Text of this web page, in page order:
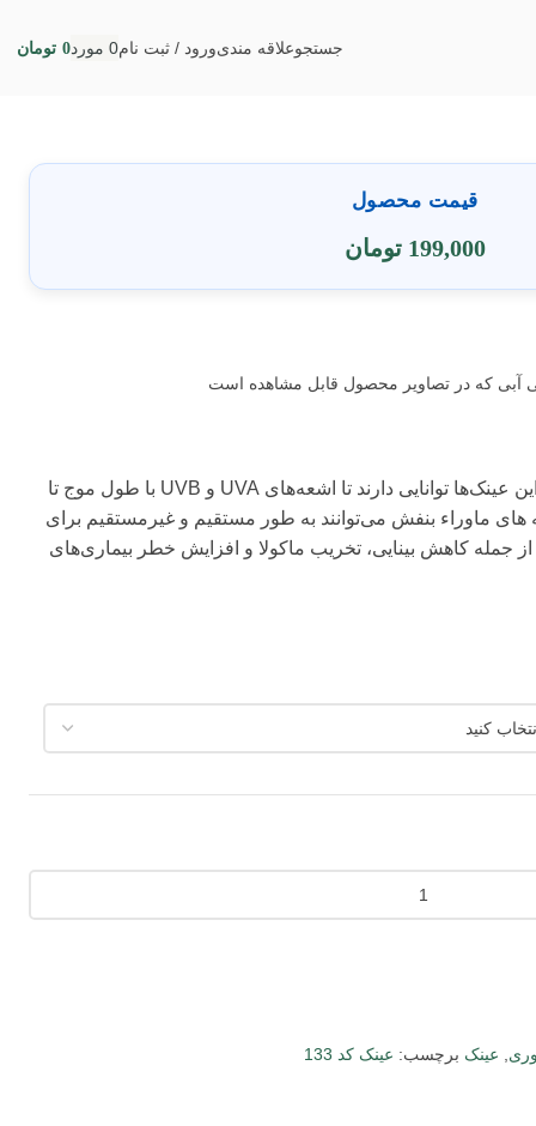
جستجوعلاقه مندیورود / ثبت نام0 مورد0 تومان
قیمت محصول
199,000 تومان
تاییدیه UV400 به این معناست که این عینک‌ها توانایی دارند تا اشعه‌های UVA و UVB با طول موج تا
های ماوراء بنفش می‌توانند به طور مستقیم و غیرمستقیم برای
جمله کاهش بینایی، تخریب ماکولا و افزایش خطر بیماری‌های
عینک برچسب: عینک کد 133